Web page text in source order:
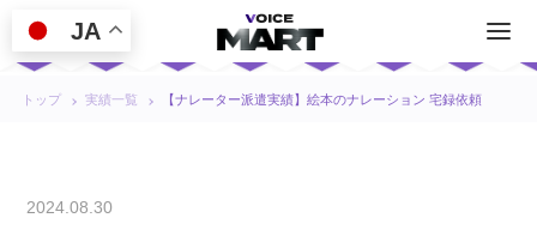
トップ 実績一覧 【ナレーター派遣実績】絵本のナレーション 宅録依頼
2024.08.30
JA